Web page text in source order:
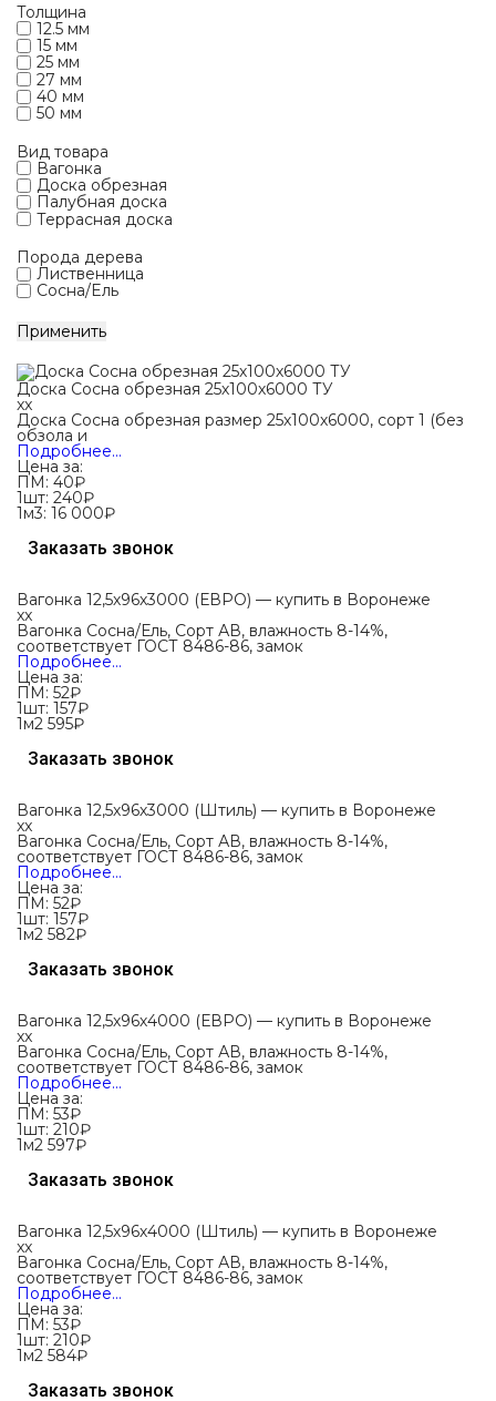
Толщина
12.5 мм
15 мм
25 мм
27 мм
40 мм
50 мм
Вид товара
Вагонка
Доска обрезная
Палубная доска
Террасная доска
Порода дерева
Лиственница
Сосна/Eль
Применить
Доска Сосна обрезная 25х100х6000 ТУ
xx
Доска Сосна обрезная размер 25х100х6000, сорт 1 (без
обзола и
Подробнее…
Цена за:
ПМ: 40₽
1шт: 240₽
1м3: 16 000₽
Заказать звонок
Вагонка 12,5х96х3000 (ЕВРО) — купить в Воронеже
xx
Вагонка Сосна/Ель, Сорт АВ, влажность 8-14%,
соответствует ГОСТ 8486-86, замок
Подробнее…
Цена за:
ПМ: 52₽
1шт: 157₽
1м2 595₽
Заказать звонок
Вагонка 12,5х96х3000 (Штиль) — купить в Воронеже
xx
Вагонка Сосна/Ель, Сорт АВ, влажность 8-14%,
соответствует ГОСТ 8486-86, замок
Подробнее…
Цена за:
ПМ: 52₽
1шт: 157₽
1м2 582₽
Заказать звонок
Вагонка 12,5х96х4000 (ЕВРО) — купить в Воронеже
xx
Вагонка Сосна/Ель, Сорт АВ, влажность 8-14%,
соответствует ГОСТ 8486-86, замок
Подробнее…
Цена за:
ПМ: 53₽
1шт: 210₽
1м2 597₽
Заказать звонок
Вагонка 12,5х96х4000 (Штиль) — купить в Воронеже
xx
Вагонка Сосна/Ель, Сорт АВ, влажность 8-14%,
соответствует ГОСТ 8486-86, замок
Подробнее…
Цена за:
ПМ: 53₽
1шт: 210₽
1м2 584₽
Заказать звонок